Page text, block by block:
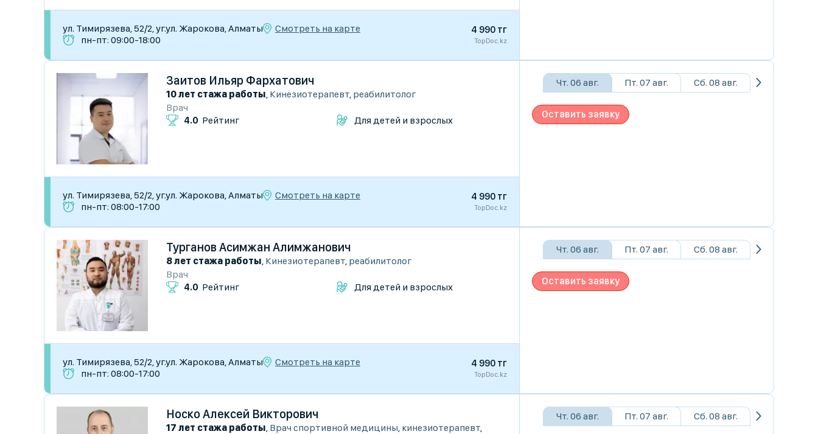
​ул. Тимирязева, 52/2, уг.ул. Жарокова, Алматы
Смотреть на карте
пн-пт: 09:00-18:00
4 990 тг
TopDoc.kz
Заитов Ильяр Фархатович
10 лет стажа работы, Кинезиотерапевт, реабилитолог
Врач
4.0 Рейтинг Для детей и взрослых
​ул. Тимирязева, 52/2, уг.ул. Жарокова, Алматы
Смотреть на карте
пн-пт: 08:00-17:00
4 990 тг
TopDoc.kz
Чт. 06 авг. Пт. 07 авг. Сб. 08 авг.
Оставить заявку
Турганов Асимжан Алимжанович
8 лет стажа работы, Кинезиотерапевт, реабилитолог
Врач
4.0 Рейтинг Для детей и взрослых
​ул. Тимирязева, 52/2, уг.ул. Жарокова, Алматы
Смотреть на карте
пн-пт: 08:00-17:00
4 990 тг
TopDoc.kz
Чт. 06 авг. Пт. 07 авг. Сб. 08 авг.
Оставить заявку
Носко Алексей Викторович
17 лет стажа работы, Врач спортивной медицины, кинезиотерапевт,
Чт. 06 авг. Пт. 07 авг. Сб. 08 авг.